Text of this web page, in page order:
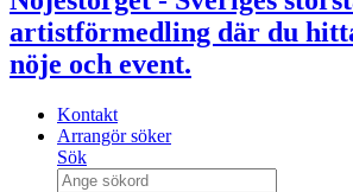
artistförmedling där du
nöje och event.
Kontakt
Arrangör söker
Sök